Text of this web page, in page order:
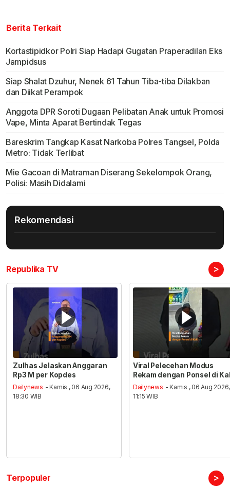
Berita Terkait
Kortastipidkor Polri Siap Hadapi Gugatan Praperadilan Eks
Jampidsus
Siap Shalat Dzuhur, Nenek 61 Tahun Tiba-tiba Dilakban
dan Diikat Perampok
Anggota DPR Soroti Dugaan Pelibatan Anak untuk Promosi
Vape, Minta Aparat Bertindak Tegas
Bareskrim Tangkap Kasat Narkoba Polres Tangsel, Polda
Metro: Tidak Terlibat
Mie Gacoan di Matraman Diserang Sekelompok Orang,
Polisi: Masih Didalami
Rekomendasi
Republika TV >
Zulhas Jelaskan Anggaran
Rp3 M per Kopdes
Dailynews - Kamis , 06 Aug 2026,
18:30 WIB
Viral Pelecehan Modus
Rekam dengan Ponsel di
Dailynews - Kamis , 06 Aug 2026,
11:15 WIB
Terpopuler >